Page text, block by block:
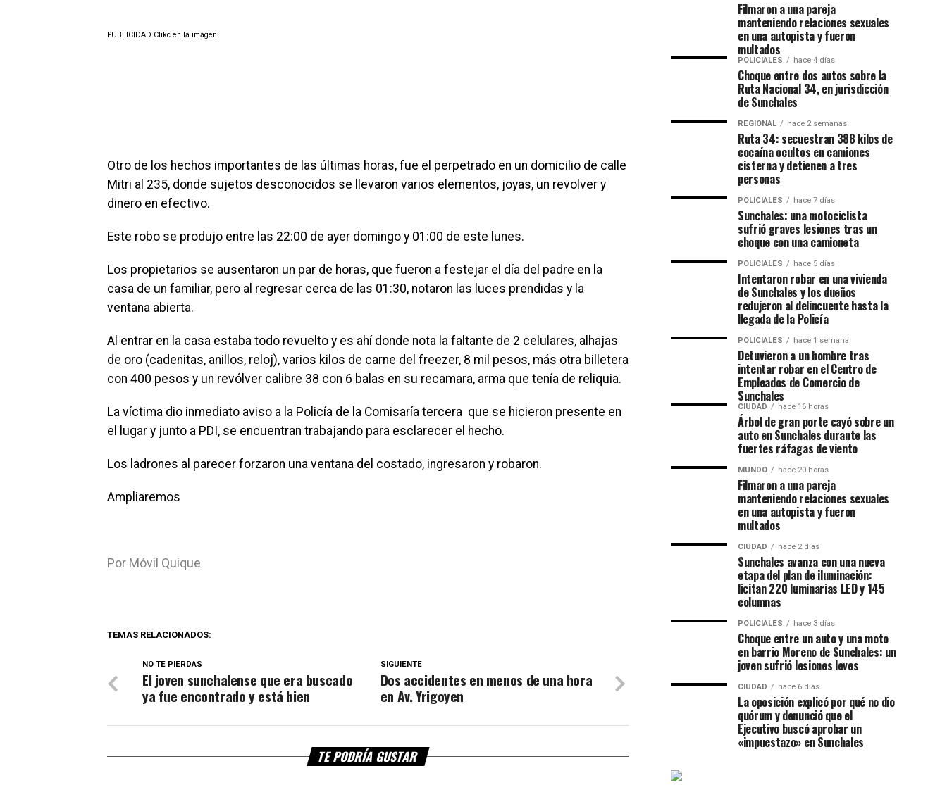
PUBLICIDAD Clikc en la imágen
Otro de los hechos importantes de las últimas horas, fue el perpetrado en un domicilio de calle
Mitri al 235, donde sujetos desconocidos se llevaron varios elementos, joyas, un revolver y
dinero en efectivo.
Este robo se produjo entre las 22:00 de ayer domingo y 01:00 de este lunes.
Los propietarios se ausentaron un par de horas, que fueron a festejar el día del padre en la
casa de un familiar, pero al regresar cerca de las 01:30, notaron las luces prendidas y la
ventana abierta.
Al entrar en la casa estaba todo revuelto y es ahí donde nota la faltante de 2 celulares, alhajas
de oro (cadenitas, anillos, reloj), varios kilos de carne del freezer, 8 mil pesos, más otra billetera
con 400 pesos y un revólver calibre 38 con 6 balas en su recamara, arma que tenía de reliquia.
La víctima dio inmediato aviso a la Policía de la Comisaría tercera que se hicieron presente en
el lugar y junto a PDI, se encuentran trabajando para esclarecer el hecho.
Los ladrones al parecer forzaron una ventana del costado, ingresaron y robaron.
Ampliaremos
Por Móvil Quique
TEMAS RELACIONADOS:
SIGUIENTE
Dos accidentes en menos de una hora
en Av. Yrigoyen
NO TE PIERDAS
El joven sunchalense que era buscado
ya fue encontrado y está bien
TE PODRÍA GUSTAR
Filmaron a una pareja
manteniendo relaciones sexuales
en una autopista y fueron
multados
POLICIALES hace 4 días
Choque entre dos autos sobre la
Ruta Nacional 34, en jurisdicción
de Sunchales
REGIONAL hace 2 semanas
Ruta 34: secuestran 388 kilos de
cocaína ocultos en camiones
cisterna y detienen a tres
personas
POLICIALES hace 7 días
Sunchales: una motociclista
sufrió graves lesiones tras un
choque con una camioneta
POLICIALES hace 5 días
Intentaron robar en una vivienda
de Sunchales y los dueños
redujeron al delincuente hasta la
llegada de la Policía
POLICIALES hace 1 semana
Detuvieron a un hombre tras
intentar robar en el Centro de
Empleados de Comercio de
Sunchales
CIUDAD hace 16 horas
Árbol de gran porte cayó sobre un
auto en Sunchales durante las
fuertes ráfagas de viento
MUNDO hace 20 horas
Filmaron a una pareja
manteniendo relaciones sexuales
en una autopista y fueron
multados
CIUDAD hace 2 días
Sunchales avanza con una nueva
etapa del plan de iluminación:
licitan 220 luminarias LED y 145
columnas
POLICIALES hace 3 días
Choque entre un auto y una moto
en barrio Moreno de Sunchales: un
joven sufrió lesiones leves
CIUDAD hace 6 días
La oposición explicó por qué no dio
quórum y denunció que el
Ejecutivo buscó aprobar un
«impuestazo» en Sunchales